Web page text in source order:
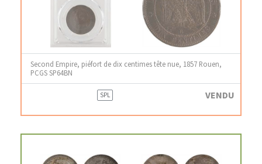
Second Empire, piéfort de dix centimes tête nue, 1857 Rouen,
PCGS SP64BN
SPL VENDU